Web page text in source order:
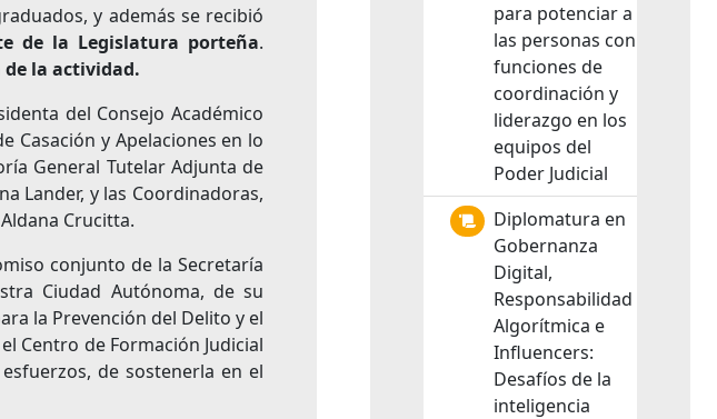
y además se recibió
de la Legislatura porteña.
la actividad.
del Consejo Académico
Casación y Apelaciones en lo
General Tutelar Adjunta de
Lander, y las Coordinadoras,
Crucitta.
conjunto de la Secretaría
Ciudad Autónoma, de su
la Prevención del Delito y el
Centro de Formación Judicial
de sostenerla en el
para potenciar a
las personas con
funciones de
coordinación y
liderazgo en los
equipos del
Poder Judicial
Diplomatura en
Gobernanza
Digital,
Responsabilidad
Algorítmica e
Influencers:
Desafíos de la
inteligencia